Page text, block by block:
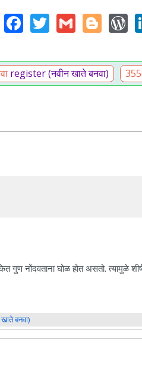
WhatsApp
Facebook
Twitter
Gmail
register (नवीन खाते बनवा)
गुण नोंदवताना घोळ होत असतो. त्यामुळे
बनवा)